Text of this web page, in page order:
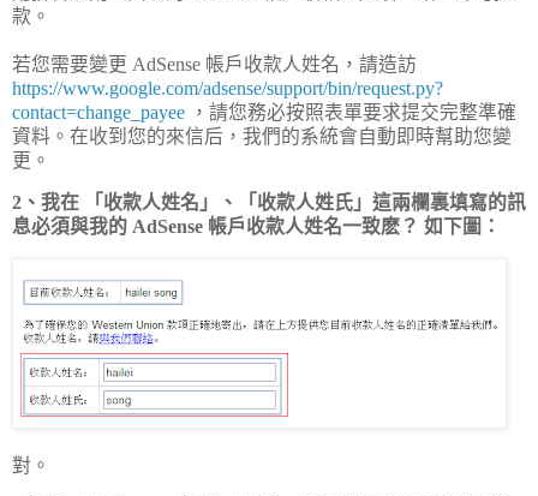
款。
若您需要變更 AdSense 帳戶收款人姓名，請造訪
https://www.google.com/adsense/support/bin/request.py?
contact=change_payee ，請您務必按照表單要求提交完整準確
資料。在收到您的來信后，我們的系統會自動即時幫助您變
更。
2、我在 「收款人姓名」、「收款人姓氏」這兩欄裏填寫的訊
息必須與我的 AdSense 帳戶收款人姓名一致麽？ 如下圖：
對。